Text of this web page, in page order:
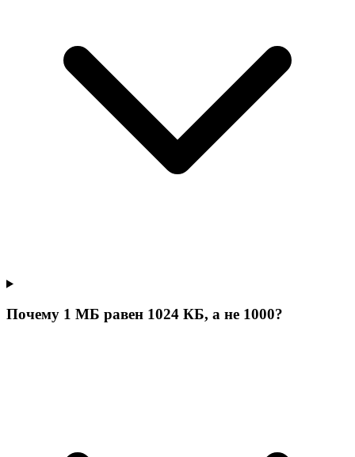
Почему 1 МБ равен 1024 КБ, а не 1000?